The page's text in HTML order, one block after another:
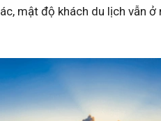
mật độ khách du lịch vẫn